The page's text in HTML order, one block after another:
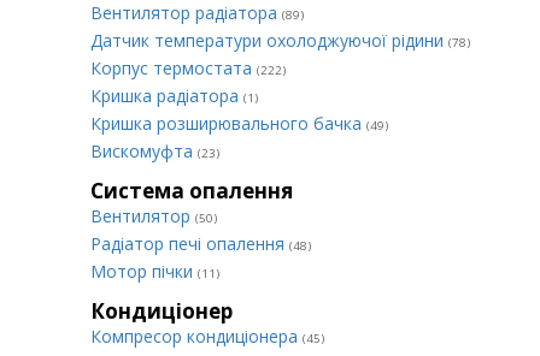
Вентилятор радіатора (89)
Датчик температури охолоджуючої рідини (78)
Корпус термостата (222)
Кришка радіатора (1)
Кришка розширювального бачка (49)
Вискомуфта (23)
Система опалення
Вентилятор (50)
Радіатор печі опалення (48)
Мотор пічки (11)
Кондиціонер
Компресор кондиціонера (45)